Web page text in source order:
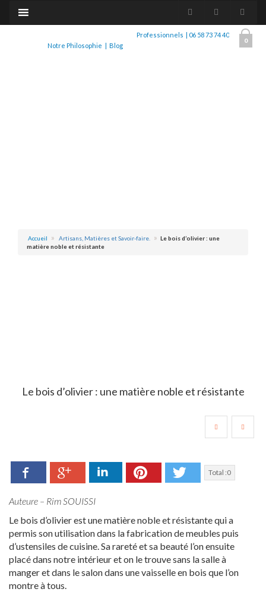
0
Notre Philosophie | Blog
Professionnels | 06 58 73 74 40
Accueil Artisans, Matières et Savoir-faire.
Le bois d’olivier : une
matière noble et résistante
Le bois d’olivier : une matière noble et résistante
Facebook Google+ LinkedIn Pinterest Twitter
Total :0
Auteure – Rim SOUISSI
Le bois d’olivier est une matière noble et résistante qui a
permis son utilisation dans la fabrication de meubles puis
d’ustensiles de cuisine. Sa rareté et sa beauté l’on ensuite
placé dans notre intérieur et on le trouve sans la salle à
manger et dans le salon dans une vaisselle en bois que l’on
montre à tous.